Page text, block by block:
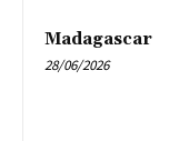
Madagascar
28/06/2026